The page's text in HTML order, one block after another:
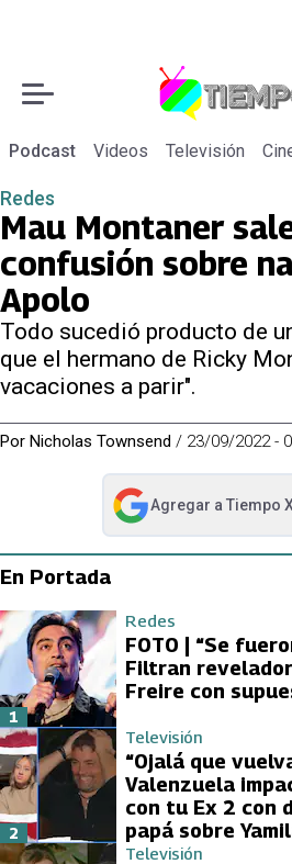
Podcast Videos Televisión
Redes
Mau Montaner
confusión sobre
Apolo
Todo sucedió producto de
que el hermano de Ricky
vacaciones a parir".
Por Nicholas Townsend / 23/09/2022 -
Agregar a Tiempo
abre en nueva pestaña
En Portada
Redes
FOTO | “Se
Filtran
Freire con
1
Televisión
“Ojalá que
Valenzuela
con tu Ex 2 con
papá sobre
2
Televisión